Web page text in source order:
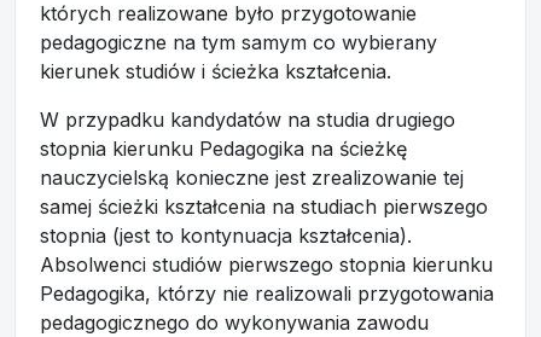
których realizowane było przygotowanie
pedagogiczne na tym samym co wybierany
kierunek studiów i ścieżka kształcenia.
W przypadku kandydatów na studia drugiego
stopnia kierunku Pedagogika na ścieżkę
nauczycielską konieczne jest zrealizowanie tej
samej ścieżki kształcenia na studiach pierwszego
stopnia (jest to kontynuacja kształcenia).
Absolwenci studiów pierwszego stopnia kierunku
Pedagogika, którzy nie realizowali przygotowania
pedagogicznego do wykonywania zawodu